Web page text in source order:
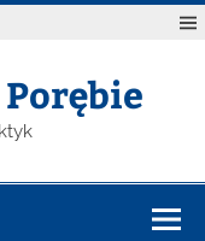
Porębie